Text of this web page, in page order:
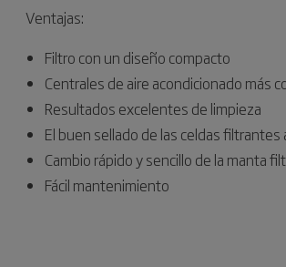
Ventajas:
Filtro con un diseño compacto
Centrales de aire acondicionado más
Resultados excelentes de limpieza
El buen sellado de las celdas
Cambio rápido y sencillo de la manta
Fácil mantenimiento